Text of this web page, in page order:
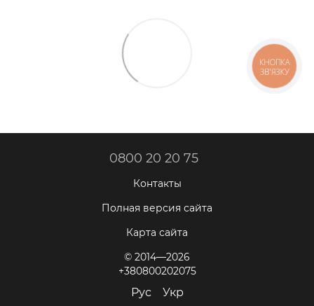
0800 20 20 75
Контакты
Полная версия сайта
Карта сайта
© 2014—2026
+380800202075
Рус Укр
КНОПКА
ЗВ'ЯЗКУ